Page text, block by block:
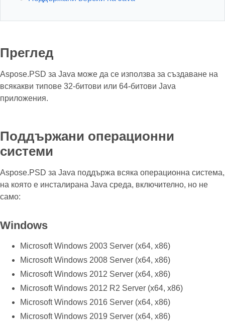
Преглед
Aspose.PSD за Java може да се използва за създаване на
всякакви типове 32-битови или 64-битови Java
приложения.
Поддържани операционни
системи
Aspose.PSD за Java поддържа всяка операционна система,
на която е инсталирана Java среда, включително, но не
само:
Windows
Microsoft Windows 2003 Server (x64, x86)
Microsoft Windows 2008 Server (x64, x86)
Microsoft Windows 2012 Server (x64, x86)
Microsoft Windows 2012 R2 Server (x64, x86)
Microsoft Windows 2016 Server (x64, x86)
Microsoft Windows 2019 Server (x64, x86)